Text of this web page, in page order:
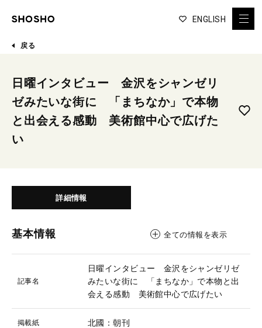
ENGLISH
戻る
日曜インタビュー 金沢をシャンゼリ
ゼみたいな街に 「まちなか」で本物
と出会える感動 美術館中心で広げた
い
詳細情報
基本情報 全ての情報を表示
記事名
日曜インタビュー 金沢をシャンゼリゼ
みたいな街に 「まちなか」で本物と出
会える感動 美術館中心で広げたい
掲載紙 北國：朝刊